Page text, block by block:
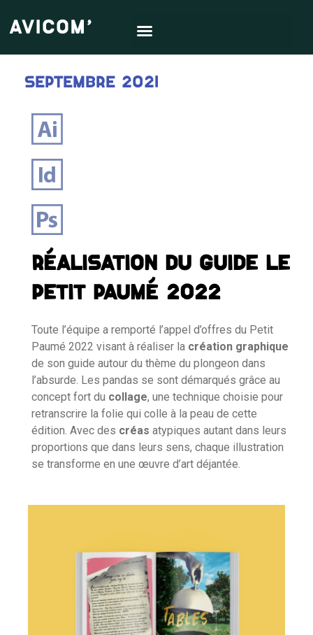
Réalisation du guide 2022
Septembre 2021
Réalisation du guide Le
Petit Paumé 2022
Toute l’équipe a remporté l’appel d’offres du Petit
Paumé 2022 visant à réaliser la création graphique
de son guide autour du thème du plongeon dans
l’absurde. Les pandas se sont démarqués grâce au
concept fort du collage, une technique choisie pour
retranscrire la folie qui colle à la peau de cette
édition. Avec des créas atypiques autant dans leurs
proportions que dans leurs sens, chaque illustration
se transforme en une œuvre d’art déjantée.